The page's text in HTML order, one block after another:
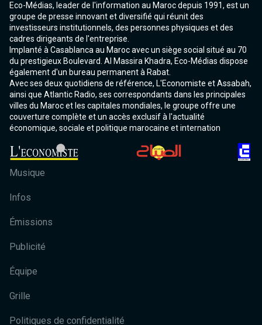
Eco-Médias, leader de l'information au Maroc depuis 1991, est un
groupe de presse innovant et diversifié qui réunit des
investisseurs institutionnels, des personnes physiques et des
cadres dirigeants de l'entreprise.
Implanté à Casablanca au Maroc avec un siège social situé au 70
du prestigieux Boulevard. Al Massira Khadra, Eco-Médias dispose
également d'un bureau permanent à Rabat.
Avec ses deux quotidiens de référence, L'Economiste et Assabah,
ainsi que Atlantic Radio, ses correspondants dans les principales
villes du Maroc et les capitales mondiales, le groupe offre une
couverture complète et un accès exclusif à l'actualité
économique, sociale et politique marocaine et internation
Musique
Infos
Émissions
Publicité
Équipe
Grille
Politiques de confidentialité